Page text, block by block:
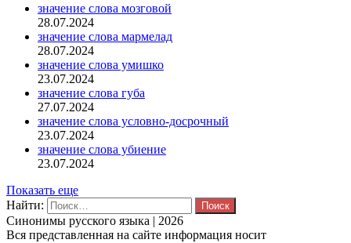
значение слова мозговой
28.07.2024
значение слова мармелад
28.07.2024
значение слова умишко
23.07.2024
значение слова губа
27.07.2024
значение слова условно-досрочный
23.07.2024
значение слова убиение
23.07.2024
Показать еще
Найти:
Синонимы русского языка | 2026
Вся представленная на сайте информация носит